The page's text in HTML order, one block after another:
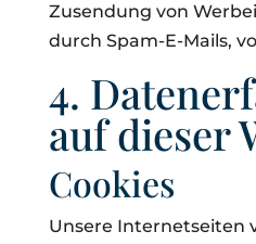
Zusendung von
durch Spam-E-Mails,
4.
auf dieser
Cookies
Unsere Internetseiten